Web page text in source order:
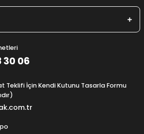
30 06
Teklifi İçin Kendi Kutunu Tasarla Formu